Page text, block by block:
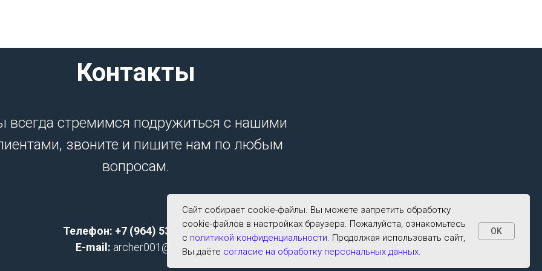
Контакты
всегда стремимся подружиться с нашими
звоните и пишите нам по любым
вопросам.
Телефон: +7 (964) 533-2591;
E-mail: archer001@list.ru
Сайт собирает cookie-файлы. Вы можете запретить обработку
cookie-файлов в настройках браузера. Пожалуйста, ознакомьтесь
с политикой конфиденциальности. Продолжая использовать сайт,
Вы даёте согласие на обработку персональных данных.
OK